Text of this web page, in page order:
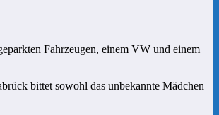
Fahrzeugen, einem VW und einem
bittet sowohl das unbekannte Mädchen